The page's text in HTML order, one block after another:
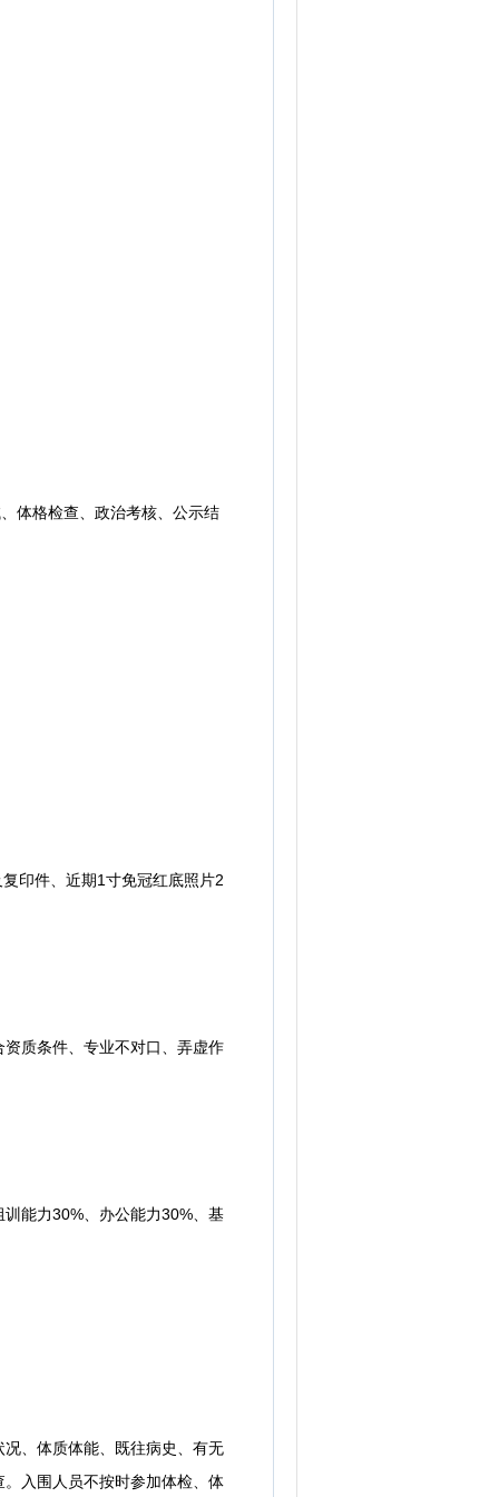
体格检查、政治考核、公示结
印件、近期1寸免冠红底照片2
质条件、专业不对口、弄虚作
能力30%、办公能力30%、基
、体质体能、既往病史、有无
入围人员不按时参加体检、体